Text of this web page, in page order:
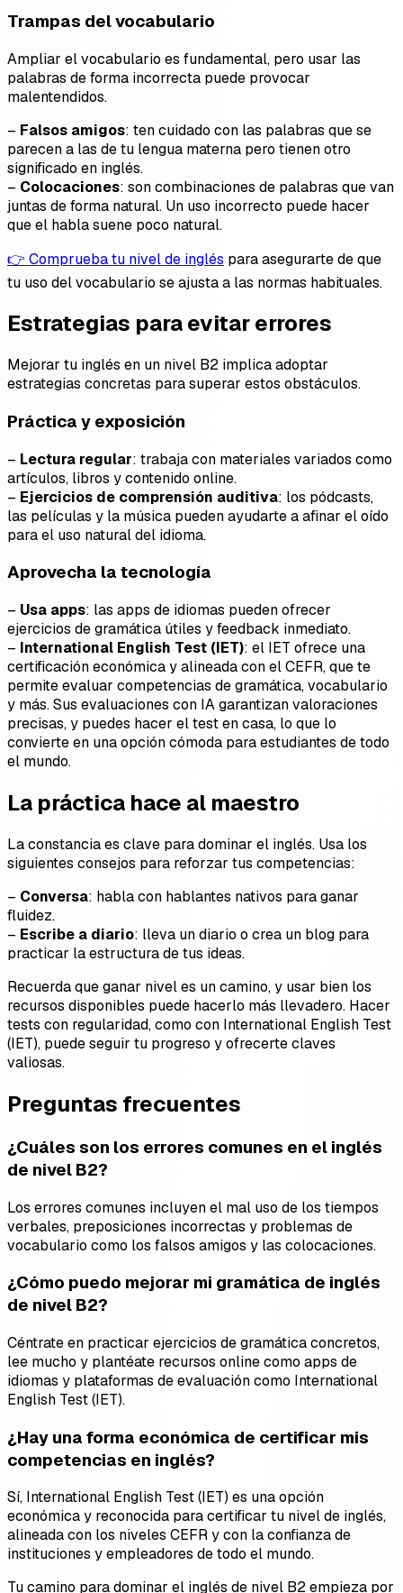
Trampas del vocabulario
Ampliar el vocabulario es fundamental, pero usar las
palabras de forma incorrecta puede provocar
malentendidos.
– Falsos amigos: ten cuidado con las palabras que se
parecen a las de tu lengua materna pero tienen otro
significado en inglés.
– Colocaciones: son combinaciones de palabras que van
juntas de forma natural. Un uso incorrecto puede hacer
que el habla suene poco natural.
👉 Comprueba tu nivel de inglés para asegurarte de que
tu uso del vocabulario se ajusta a las normas habituales.
Estrategias para evitar errores
Mejorar tu inglés en un nivel B2 implica adoptar
estrategias concretas para superar estos obstáculos.
Práctica y exposición
– Lectura regular: trabaja con materiales variados como
artículos, libros y contenido online.
– Ejercicios de comprensión auditiva: los pódcasts,
las películas y la música pueden ayudarte a afinar el oído
para el uso natural del idioma.
Aprovecha la tecnología
– Usa apps: las apps de idiomas pueden ofrecer
ejercicios de gramática útiles y feedback inmediato.
– International English Test (IET): el IET ofrece una
certificación económica y alineada con el CEFR, que te
permite evaluar competencias de gramática, vocabulario
y más. Sus evaluaciones con IA garantizan valoraciones
precisas, y puedes hacer el test en casa, lo que lo
convierte en una opción cómoda para estudiantes de todo
el mundo.
La práctica hace al maestro
La constancia es clave para dominar el inglés. Usa los
siguientes consejos para reforzar tus competencias:
– Conversa: habla con hablantes nativos para ganar
fluidez.
– Escribe a diario: lleva un diario o crea un blog para
practicar la estructura de tus ideas.
Recuerda que ganar nivel es un camino, y usar bien los
recursos disponibles puede hacerlo más llevadero. Hacer
tests con regularidad, como con International English Test
(IET), puede seguir tu progreso y ofrecerte claves
valiosas.
Preguntas frecuentes
¿Cuáles son los errores comunes en el inglés
de nivel B2?
Los errores comunes incluyen el mal uso de los tiempos
verbales, preposiciones incorrectas y problemas de
vocabulario como los falsos amigos y las colocaciones.
¿Cómo puedo mejorar mi gramática de inglés
de nivel B2?
Céntrate en practicar ejercicios de gramática concretos,
lee mucho y plantéate recursos online como apps de
idiomas y plataformas de evaluación como International
English Test (IET).
¿Hay una forma económica de certificar mis
competencias en inglés?
Sí, International English Test (IET) es una opción
económica y reconocida para certificar tu nivel de inglés,
alineada con los niveles CEFR y con la confianza de
instituciones y empleadores de todo el mundo.
Tu camino para dominar el inglés de nivel B2 empieza por